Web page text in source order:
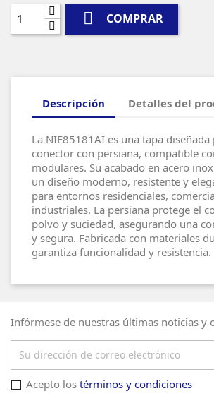
 COMPRAR
Descripción Detalles del
La NIE85181AI es una tapa diseñada
conector con persiana, compatible
modulares. Su acabado en acero
un diseño moderno, resistente y
para entornos residenciales,
industriales. La persiana protege el
polvo y suciedad, asegurando una
y segura. Fabricada con materiales
garantiza funcionalidad y resistencia.
Infórmese de nuestras últimas noticias y
Acepto los términos y condiciones